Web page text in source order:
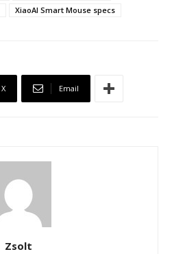
XiaoAI Smart Mouse specs
X Email
Zsolt